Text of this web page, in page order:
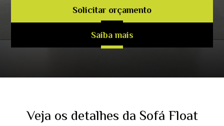
Solicitar orçamento
Saiba mais
Veja os detalhes da Sofá Float